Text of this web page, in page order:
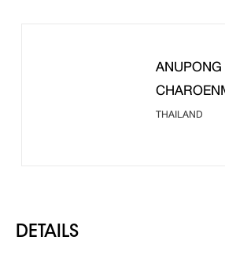
DETAILS
ANUPONG
THAILAND